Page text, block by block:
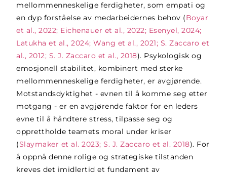
mellommenneskelige ferdigheter, som empati og
en dyp forståelse av medarbeidernes behov (Boyar
et al., 2022; Eichenauer et al., 2022; Esenyel, 2024;
Latukha et al., 2024; Wang et al., 2021; S. Zaccaro et
al., 2012; S. J. Zaccaro et al., 2018). Psykologisk og
emosjonell stabilitet, kombinert med sterke
mellommenneskelige ferdigheter, er avgjørende.
Motstandsdyktighet - evnen til å komme seg etter
motgang - er en avgjørende faktor for en leders
evne til å håndtere stress, tilpasse seg og
opprettholde teamets moral under kriser
(Slaymaker et al. 2023; S. J. Zaccaro et al. 2018). For
å oppnå denne rolige og strategiske tilstanden
kreves det imidlertid et fundament av